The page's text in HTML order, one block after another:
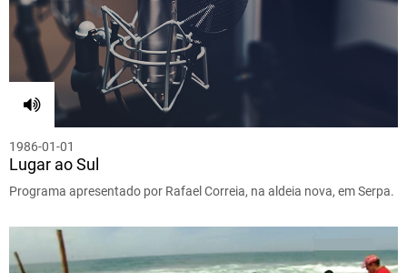
1986-01-01
Lugar ao Sul
Programa apresentado por Rafael Correia, na aldeia nova, em Serpa.